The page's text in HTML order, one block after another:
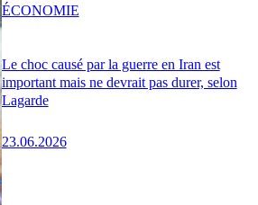
Le choc causé par la guerre en Iran est
important mais ne devrait pas durer, selon
Lagarde
23.06.2026
ÉCONOMIE